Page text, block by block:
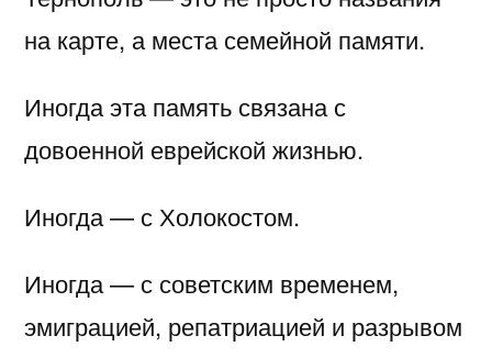
на карте, а места семейной памяти.
Иногда эта память связана с
довоенной еврейской жизнью.
Иногда — с Холокостом.
Иногда — с советским временем,
эмиграцией, репатриацией и разрывом